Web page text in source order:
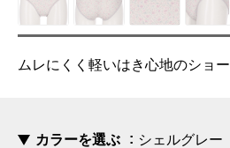
ムレにくく軽いはき心地のショー
カラーを選ぶ シェルグレ